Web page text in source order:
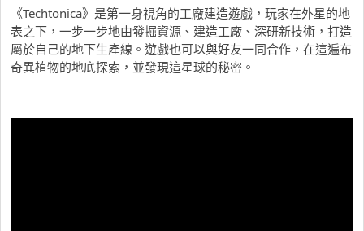
《Techtonica》是第一身視角的工廠建造遊戲，玩家在外星的地
表之下，一步一步地由發掘資源、建造工廠、深研新技術，打造
屬於自己的地下生產線。遊戲也可以與好友一同合作，在這遍布
奇異植物的地底探索，並發現這星球的秘密。